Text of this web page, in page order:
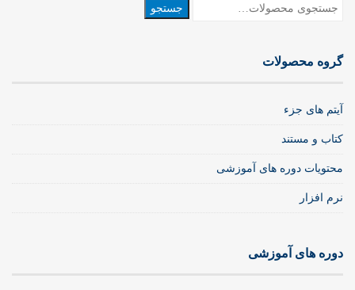
جستجو
گروه محصولات
آیتم های جزء
کتاب و مستند
محتویات دوره های آموزشی
نرم افزار
دوره های آموزشی